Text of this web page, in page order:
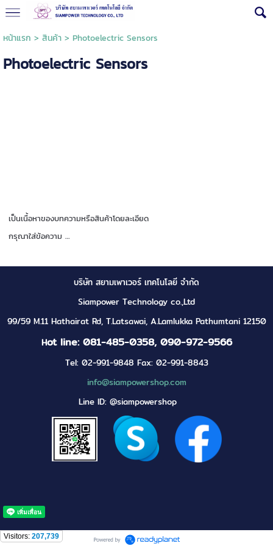
หน้าแรก > สินค้า> Photoelectric Sensors
Photoelectric Sensors
เป็นเนื้อหาของบทความหรือสินค้าโดยละเอียด
กรุณาใส่ข้อความ …
บริษัท สยามเพาเวอร์ เทคโนโลยี จำกัด
Siampower Technology co.,Ltd
99/59 M.11 Hathairat Rd, T.Latsawai, A.Lamlukka Pathumtani 12150
Hot line: 081-485-0358, 090-972-9566
Tel: 02-991-9848 Fax: 02-991-8843
info@siampowershop.com
Line ID: @siampowershop
Visitors: 207,739